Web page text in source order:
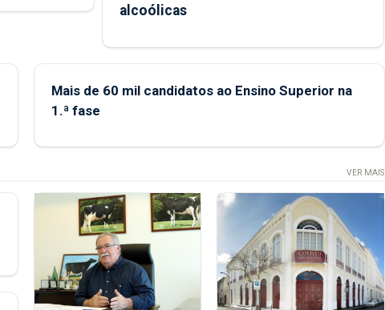
alcoólicas
Mais de 60 mil candidatos ao Ensino Superior na
1.ª fase
VER MAIS